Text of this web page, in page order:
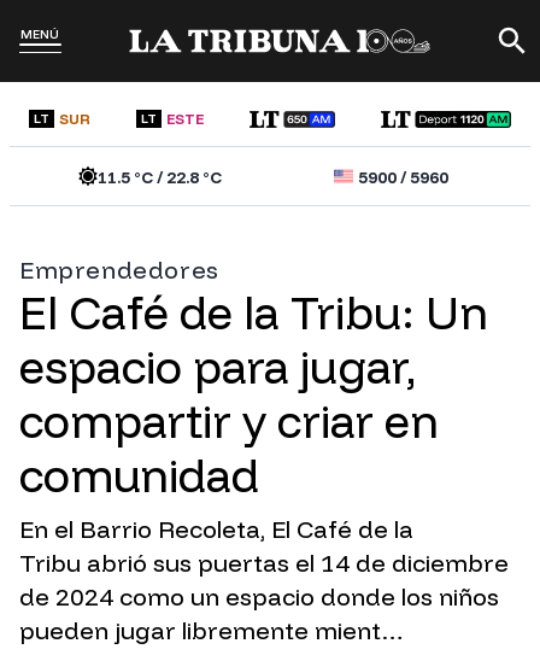
MENÚ
LT SUR LT ESTE
11.5°C /22.8°C 5900/5960
Emprendedores
El Café de la Tribu: Un
espacio para jugar,
compartir y criar en
comunidad
En el Barrio Recoleta, El Café de la
Tribu abrió sus puertas el 14 de diciembre
de 2024 como un espacio donde los niños
pueden jugar libremente mient…